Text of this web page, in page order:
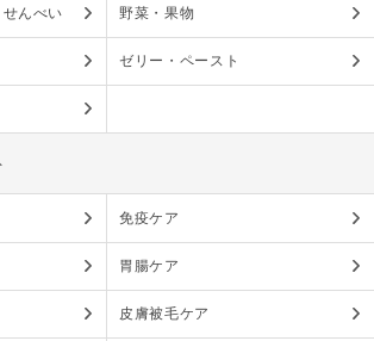
んべい 野菜・果物
ゼリー・ペースト
免疫ケア
胃腸ケア
皮膚被毛ケア